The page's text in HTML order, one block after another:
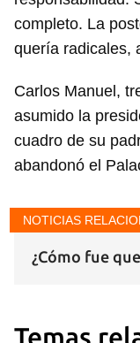
completo. La
quería radicales,
Carlos Manuel,
asumido la
cuadro de su
abandonó el
NOTICIAS
¿Cómo fue